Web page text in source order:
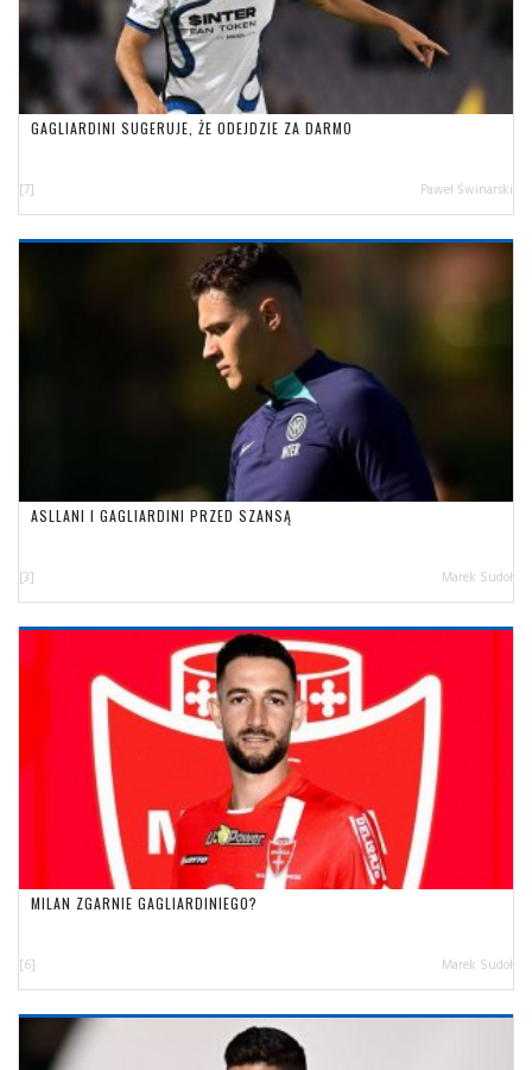
GAGLIARDINI SUGERUJE, ŻE ODEJDZIE ZA DARMO
[7] Paweł Świnarski
ASLLANI I GAGLIARDINI PRZED SZANSĄ
[3] Marek Sudoł
MILAN ZGARNIE GAGLIARDINIEGO?
[6] Marek Sudoł